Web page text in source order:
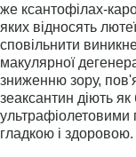
же ксантофілах-
яких відносять
сповільнити
макулярної
зниженню зору,
зеаксантин діють
гладкою і здоровою.